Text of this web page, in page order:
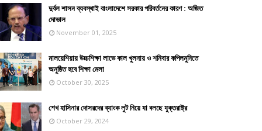
দুর্বল শাসন ব্যবস্থাই বাংলাদেশে সরকার পরিবর্তনের কারণ : অজিত
দোভাল
November 01, 2025
মালয়েশিয়ায় উচ্চশিক্ষা লাভে কাল খুলনায় ও শনিবার কপিলমুনিতে
অনুষ্ঠিত হবে শিক্ষা মেলা
October 30, 2025
শেখ হাসিনার দোসরদের ব্যাংক লুট নিয়ে যা বলছে যুক্তরাষ্ট্র
October 29, 2024